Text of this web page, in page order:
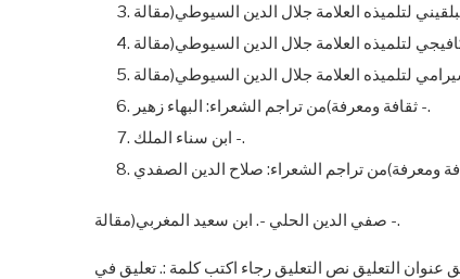
ثقافة ومعرفة)من تراجم الشعراء: البهاء زهير -.
ابن سناء الملك -.
صفي الدين الحلي -. ابن سعيد المغربي(مقالة -.
عنوان التعليق نص التعليق رجاء اكتب كلمة :. تعليق في